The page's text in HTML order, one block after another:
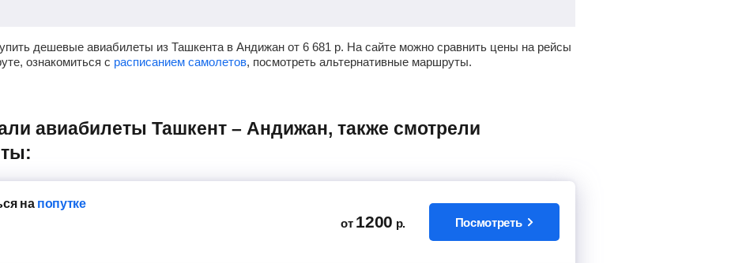
дешевые авиабилеты из Ташкента в Андижан от 6 681 р. На сайте можно сравнить цены на рейсы
ознакомиться с расписанием самолетов, посмотреть альтернативные маршруты.
на попутке
от 1200 р. Посмотреть